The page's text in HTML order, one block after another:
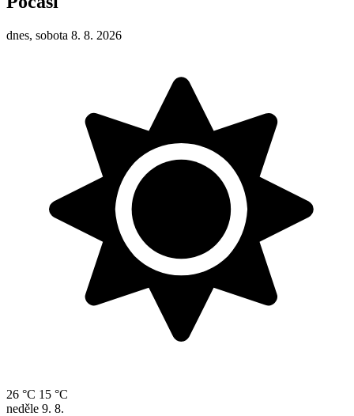
dnes, sobota 8. 8. 2026
26 °C 15 °C
neděle 9. 8.